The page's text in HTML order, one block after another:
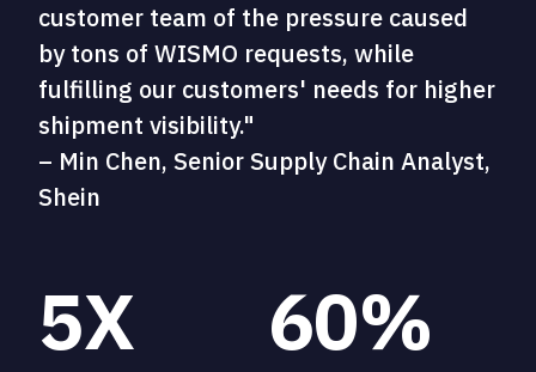
customer team of the pressure caused
by tons of WISMO requests, while
fulfilling our customers' needs for higher
shipment visibility."
– Min Chen, Senior Supply Chain Analyst,
Shein
5X 60%